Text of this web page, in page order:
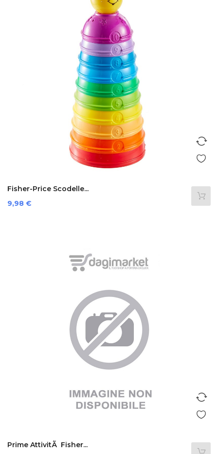
Fisher-Price Scodelle...
Prezzo
9,98 €
Prime AttivitÃ Fisher...